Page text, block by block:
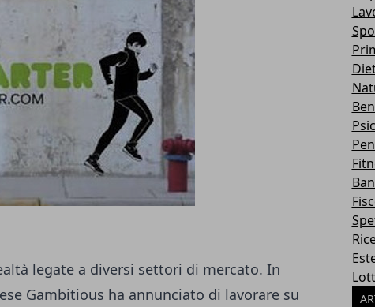
legate a diversi settori di mercato. In
Gambitious ha annunciato di lavorare su